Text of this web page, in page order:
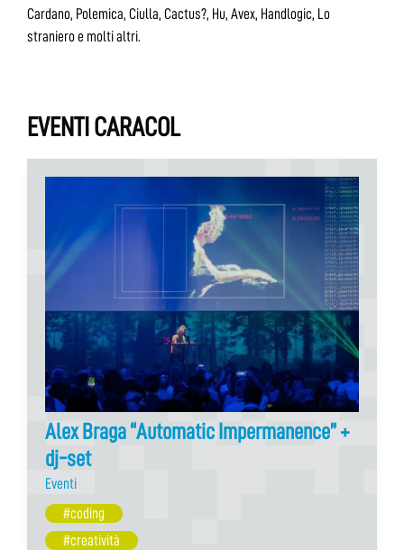
Cardano, Polemica, Ciulla, Cactus?, Hu, Avex, Handlogic, Lo
straniero e molti altri.
EVENTI CARACOL
Alex Braga “Automatic Impermanence” +
dj-set
Eventi
#coding
#creatività